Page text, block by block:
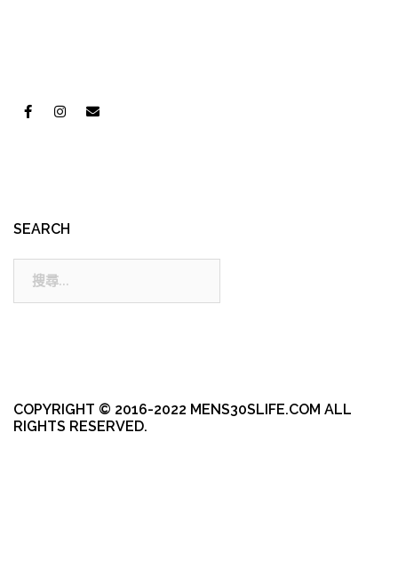
SEARCH
COPYRIGHT © 2016-2022 MENS30SLIFE.COM ALL
RIGHTS RESERVED.